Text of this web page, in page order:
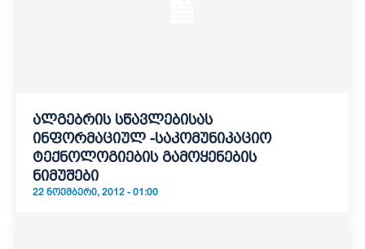
ალგებრის სწავლებისას
ინფორმაციულ -საკომუნიკაციო
ტექნოლოგიების გამოყენების
ნიმუშები
22 ᲜᲝᲔᲛᲑᲔᲠᲘ, 2012 - 01:00